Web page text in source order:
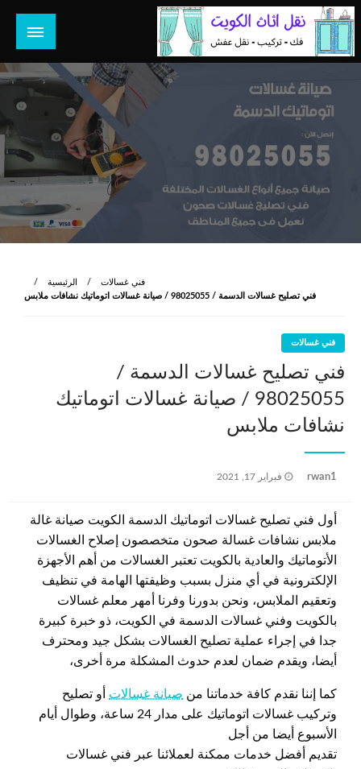
التخطي
إلى
المحتوى
هل تبحث عن أفضل خدمات بالكويت؟ خدمة فك نقل تركيب صيانة
تصليح جميع الخدمات المنزلية في الكويت
الرئيسية
فني غسالات
فني تصليح غسالات الدسمة / 98025055 / صيانة غسالات اتوماتيك نشافات ملابس
فني غسالات
فني تصليح غسالات الدسمة /
98025055 / صيانة غسالات اتوماتيك
نشافات ملابس
rwan1
نُشر
فبراير 17, 2021
أول فني تصليح غسالات اتوماتيك الدسمة الكويت صيانة غالة
ملابس نشافات غسالة صحون متخصصون إصلاح الغسالات
الأتوماتيك والعادية بالكويت تعتبر الغسالات من أهم الأجهزة
الإلكترونية في أي منزل بسبب وظيفتها الهامة في تنظيف
وتعقيم الملابس، ونحن بدورنا وفرنا أمهر معلم غسالات
بالكويت وفني غسالات الدسمة في الكويت، ذو خبرة كبيرة
جدا في إجراء عملية تصليح الغسالات بشكل جيد ومحترف
أيضا، ويقدم ضمان لعدم حدوث المشكلة مرة أخرى،
كما إننا نقدم كافة خدماتنا من صيانة غسالات أو تصليح
وتركيب غسالات اتوماتيك على مدار 24 ساعة، وطوال أيام
الأسبوع أيضا من أجل
تقديم أفضل خدمات ممكنة لعملائنا عبر فني غسالات